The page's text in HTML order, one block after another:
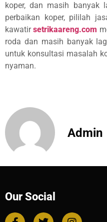
koper, dan masih banyak
perbaikan koper, pililah
kawatirsetrikaareng.com
roda dan masih banyak
untuk konsultasi masalah
nyaman.
Admin
Our Social